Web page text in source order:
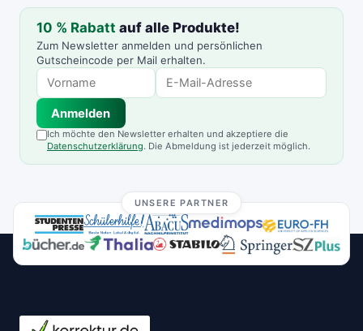
10 % Rabatt auf alle Produkte!
Zum Newsletter anmelden und persönlichen
Gutscheincode per Mail erhalten.
Anmelden
Ich möchte den Newsletter erhalten und akzeptiere die
Datenschutzerklärung. Die Abmeldung ist jederzeit möglich.
UNSERE PARTNER